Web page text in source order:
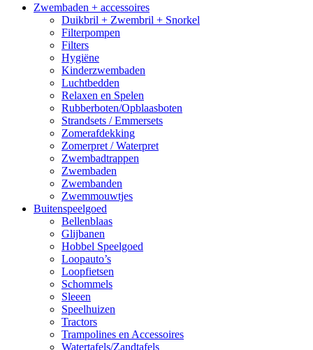
Zwembaden + accessoires
Duikbril + Zwembril + Snorkel
Filterpompen
Filters
Hygiëne
Kinderzwembaden
Luchtbedden
Relaxen en Spelen
Rubberboten/Opblaasboten
Strandsets / Emmersets
Zomerafdekking
Zomerpret / Waterpret
Zwembadtrappen
Zwembaden
Zwembanden
Zwemmouwtjes
Buitenspeelgoed
Bellenblaas
Glijbanen
Hobbel Speelgoed
Loopauto’s
Loopfietsen
Schommels
Sleeen
Speelhuizen
Tractors
Trampolines en Accessoires
Watertafels/Zandtafels